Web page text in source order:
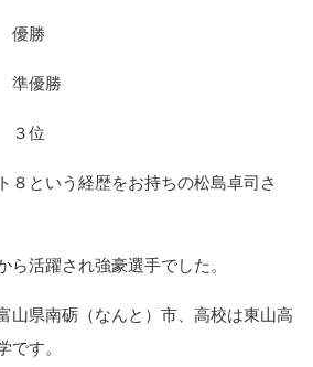
優勝
準優勝
３位
８という経歴をお持ちの松島卓司さ
ら活躍され強豪選手でした。
山県南砺（なんと）市、高校は東山高
です。